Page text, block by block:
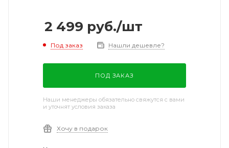
2 499 руб./шт
Под заказ Нашли дешевле?
ПОД ЗАКАЗ
Наши менеджеры обязательно свяжутся с вами
и уточнят условия заказа
Хочу в подарок